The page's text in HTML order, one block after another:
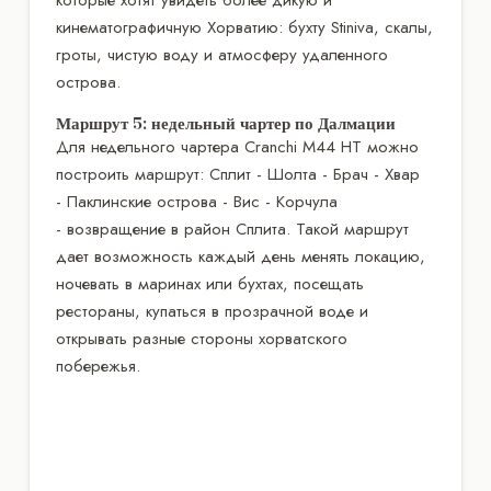
кинематографичную Хорватию: бухту Stiniva, скалы,
гроты, чистую воду и атмосферу удаленного
острова.
Маршрут 5: недельный чартер по Далмации
Для недельного чартера Cranchi M44 HT можно
построить маршрут: Сплит - Шолта - Брач - Хвар
- Паклинские острова - Вис - Корчула
- возвращение в район Сплита. Такой маршрут
дает возможность каждый день менять локацию,
ночевать в маринах или бухтах, посещать
рестораны, купаться в прозрачной воде и
открывать разные стороны хорватского
побережья.